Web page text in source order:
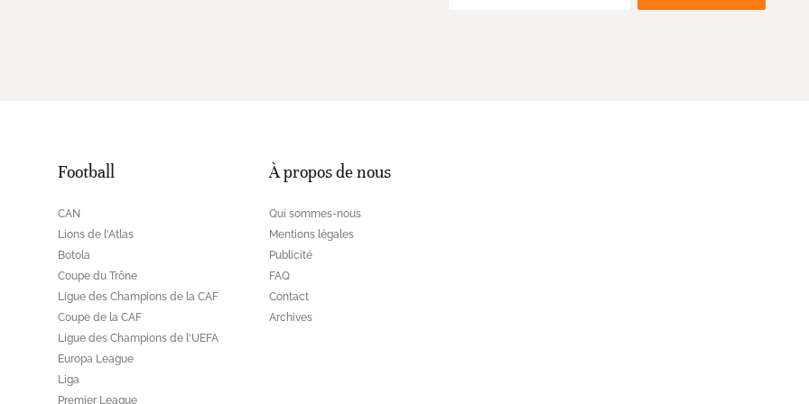
Football
CAN
Lions de l'Atlas
Botola
Coupe du Trône
Ligue des Champions de la CAF
Coupe de la CAF
Ligue des Champions de l'UEFA
Europa League
Liga
Premier League
À propos de nous
Qui sommes-nous
Mentions légales
Publicité
FAQ
Contact
Archives